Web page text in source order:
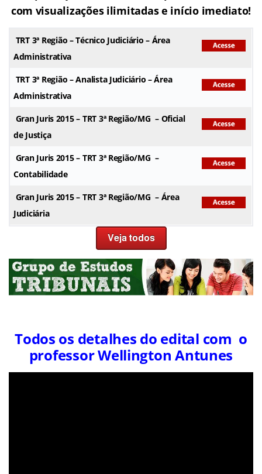
com visualizações ilimitadas e início imediato!
TRT3ª Região – Técnico Judiciário – Área
Administrativa
TRT3ª Região – Analista Judiciário – Área
Administrativa
GranJuris 2015 – TRT 3ª Região/MG – Oficial
de Justiça
GranJuris 2015 – TRT 3ª Região/MG –
Contabilidade
GranJuris 2015 – TRT 3ª Região/MG – Área
Judiciária
Todos os detalhes do edital com o
professor Wellington Antunes